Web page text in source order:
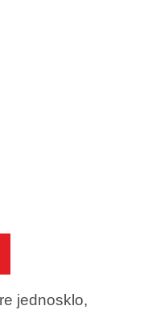
jednosklo,